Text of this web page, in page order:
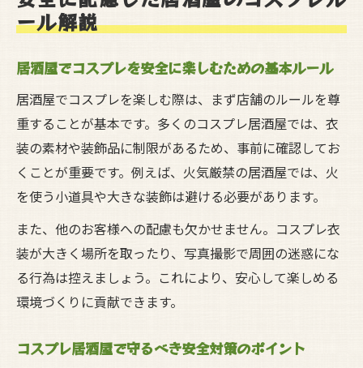
ール解説
居酒屋でコスプレを安全に楽しむための基本ルール
居酒屋でコスプレを楽しむ際は、まず店舗のルールを尊
重することが基本です。多くのコスプレ居酒屋では、衣
装の素材や装飾品に制限があるため、事前に確認してお
くことが重要です。例えば、火気厳禁の居酒屋では、火
を使う小道具や大きな装飾は避ける必要があります。
また、他のお客様への配慮も欠かせません。コスプレ衣
装が大きく場所を取ったり、写真撮影で周囲の迷惑にな
る行為は控えましょう。これにより、安心して楽しめる
環境づくりに貢献できます。
コスプレ居酒屋で守るべき安全対策のポイント